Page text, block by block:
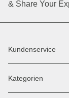
& Share Your
Kundenservice
Hilfe & Kontakt
Retoure /
Kategorien